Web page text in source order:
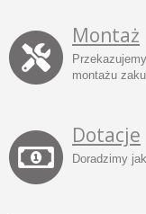
Montaż
montażu
Dotacje
Doradzimy